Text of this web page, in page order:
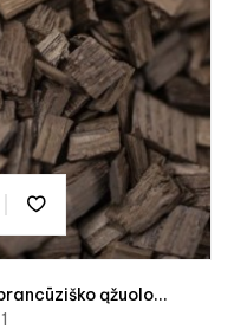
ąžuolo...